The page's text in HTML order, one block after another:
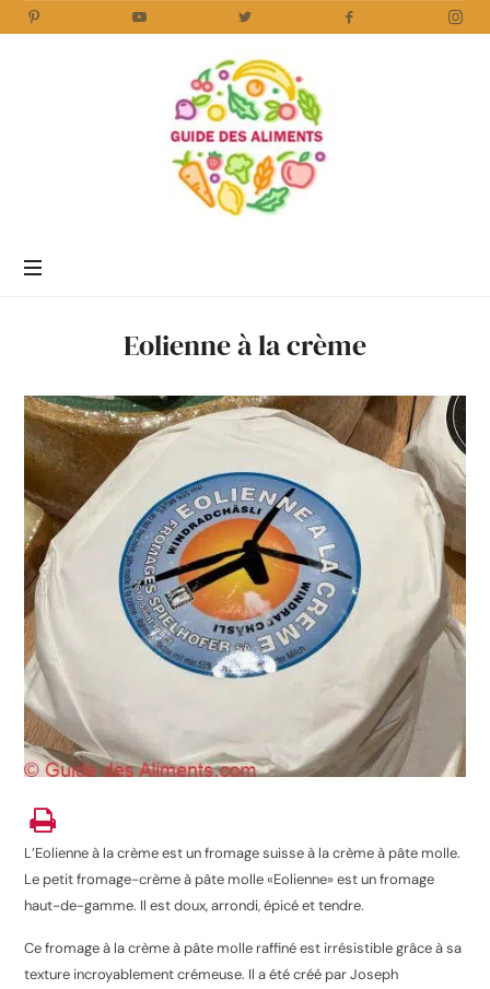
Aliments
www.guidedesaliments.comEolienne à la crème
L’Eolienne à la crème est un fromage suisse à la crème à pâte molle.
Le petit fromage-crème à pâte molle «Eolienne» est un fromage
haut-de-gamme. Il est doux, arrondi, épicé et tendre.
Ce fromage à la crème à pâte molle raffiné est irrésistible grâce à sa
texture incroyablement crémeuse. Il a été créé par Joseph